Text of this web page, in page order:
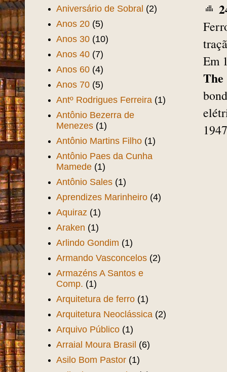
Em
Aniversário de Sobral (2)
Anos 20 (5)
Anos 30 (10)
Anos 40 (7)
Anos 60 (4)
Anos 70 (5)
Antº Rodrigues Ferreira (1)
Antônio Bezerra de
Menezes (1)
Antônio Martins Filho (1)
Antônio Paes da Cunha
Mamede (1)
Antônio Sales (1)
Aprendizes Marinheiro (4)
Aquiraz (1)
Araken (1)
Arlindo Gondim (1)
Armando Vasconcelos (2)
Armazéns A Santos e
Comp. (1)
Arquitetura de ferro (1)
Arquitetura Neoclássica (2)
Arquivo Público (1)
Arraial Moura Brasil (6)
Asilo Bom Pastor (1)